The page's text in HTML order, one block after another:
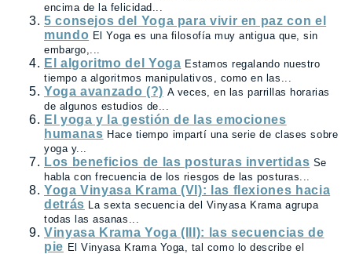
encima de la felicidad...
5 consejos del Yoga para vivir en paz con el
mundo El Yoga es una filosofía muy antigua que, sin
embargo,...
El algoritmo del Yoga Estamos regalando nuestro
tiempo a algoritmos manipulativos, como en las...
Yoga avanzado (?) A veces, en las parrillas horarias
de algunos estudios de...
El yoga y la gestión de las emociones
humanas Hace tiempo impartí una serie de clases sobre
yoga y...
Los beneficios de las posturas invertidas Se
habla con frecuencia de los riesgos de las posturas...
Yoga Vinyasa Krama (VI): las flexiones hacia
detrás
La sexta secuencia del Vinyasa Krama agrupa
todas las asanas...
Vinyasa Krama Yoga (III): las secuencias de
pie El Vinyasa Krama Yoga, tal como lo describe el